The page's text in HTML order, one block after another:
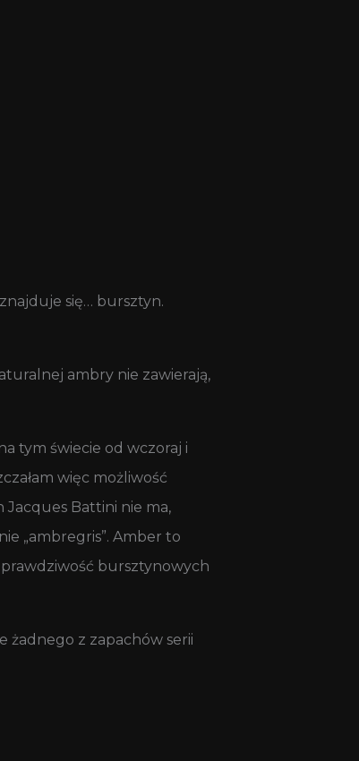
się… bursztyn.
ambry nie zawierają,
tym świecie od wczoraj i
więc możliwość
Battini nie ma,
„ambregris”. Amber to
prawdziwość bursztynowych
żadnego z zapachów serii